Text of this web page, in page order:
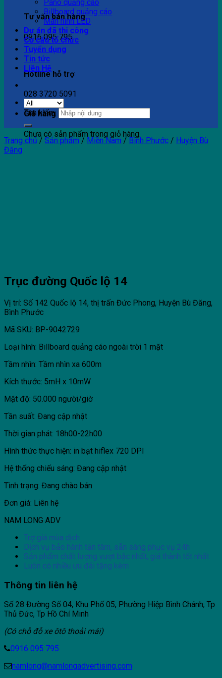
Tư vấn bán hàng
0916 095 795
Hotline hỗ trợ
028 3720 5091
Giỏ hàng
Chưa có sản phẩm trong giỏ hàng.
Pano quảng cáo
Billboard quảng cáo
Màn hình LED
Dự án đã thi công
Cơ cấu tổ chức
Tuyển dụng
Tin tức
Liên Hệ
Tìm kiếm:
Trang chủ / Sản phẩm / Miền Nam / Bình Phước / Huyện Bù
Đăng
Trục đường Quốc lộ 14
Vị trí: Số 142 Quốc lộ 14, thị trấn Đức Phong, Huyện Bù Đăng,
Bình Phước
Mã SKU: BP-9042729
Loại hình: Billboard quảng cáo ngoài trời 1 mặt
Tầm nhìn: Tầm nhìn xa 600m
Kích thước: 5mH x 10mW
Mật độ: 50.000 người/giờ
Tần suất: Đang cập nhật
Thời gian phát: 18h00-22h00
Hình thức thực hiện: in bạt hiflex 720 DPI
Hệ thống chiếu sáng: Đang cập nhật
Tình trạng: Đang chào bán
Đơn giá: Liên hệ
NAM LONG ADV
Trợ giá mùa dịch
Dịch vụ bảo hành tận tâm, sẵn sàng phục vụ 24h
Sản phẩm chất lượng vượt bậc nhất, giá thành tốt nhất
Luôn có nhiều ưu đãi tặng kèm
Thông tin liên hệ
Số 28 Đường Số 04, Khu Phố 05, Phường Hiệp Bình Chánh, Tp
Thủ Đức, Tp Hồ Chí Minh
(Có chỗ đỗ xe ôtô thoải mái)
0916 095 795
namlong@namlongadvertising.com